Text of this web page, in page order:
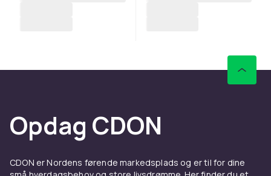
Opdag CDON
CDON er Nordens førende markedsplads og er til for dine